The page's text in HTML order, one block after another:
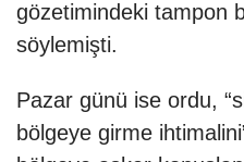
gözetimindeki tampon
söylemişti.
Pazar günü ise ordu,
bölgeye girme